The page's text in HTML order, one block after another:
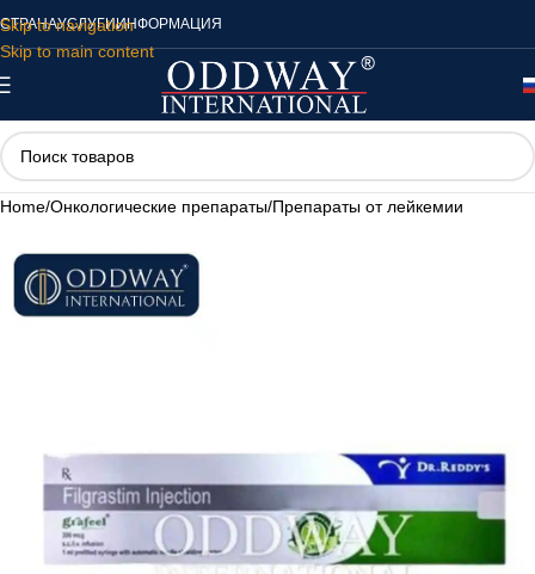
Skip to navigation
Skip to main content
СТРАНАУСЛУГИИНФОРМАЦИЯ
Home/Онкологические препараты/Препараты от лейкемии